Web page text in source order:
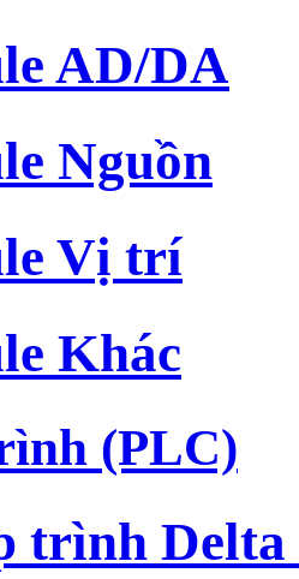
AD/DA
Nguồn
Vị trí
Khác
(PLC)
trình